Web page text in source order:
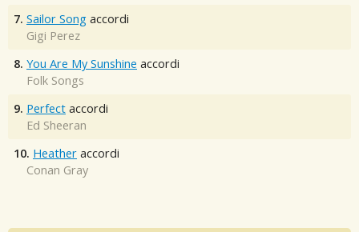
7. Sailor Song accordi
Gigi Perez
8. You Are My Sunshine accordi
Folk Songs
9. Perfect accordi
Ed Sheeran
10. Heather accordi
Conan Gray